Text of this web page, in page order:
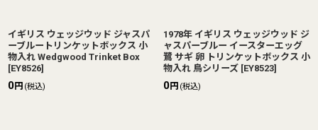
イギリス ウェッジウッド ジャスパ
ーブルートリンケットボックス 小
物入れ Wedgwood Trinket Box
[EY8526]
0円 (税込)
1978年 イギリス ウェッジウッド ジ
ャスパーブルー イースターエッグ
鷺 サギ 卵 トリンケットボックス 小
物入れ 鳥シリーズ [EY8523]
0円 (税込)